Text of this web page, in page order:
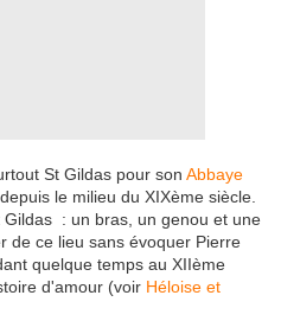
St Gildas pour son Abbaye
le milieu du XIXème siècle.
Gildas : un bras, un genou et une
de ce lieu sans évoquer Pierre
quelque temps au XIIème
d'amour (voir Héloise et